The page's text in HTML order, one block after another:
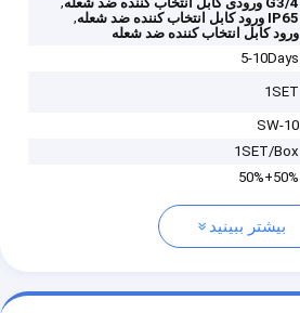
IP65 ورود کابل انتخاب کننده ضد شعله
,
ورود کابل انتخاب کننده ضد شعله
5-10Days
1SET
SW-10
1SET/Box
50%+50%
بیشتر ببینید